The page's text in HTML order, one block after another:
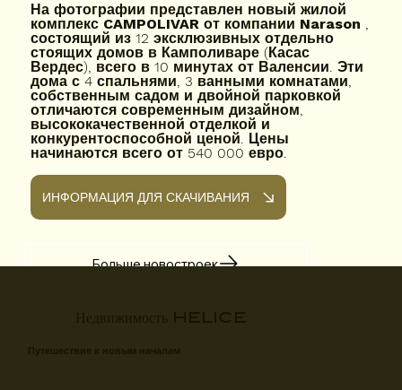
На фотографии представлен новый жилой
комплекс CAMPOLIVAR от компании Narason ,
состоящий из 12 эксклюзивных отдельно
стоящих домов в Камполиваре (Касас
Вердес), всего в 10 минутах от Валенсии. Эти
дома с 4 спальнями, 3 ванными комнатами,
собственным садом и двойной парковкой
отличаются современным дизайном,
высококачественной отделкой и
конкурентоспособной ценой. Цены
начинаются всего от 540 000 евро.
ИНФОРМАЦИЯ ДЛЯ СКАЧИВАНИЯ
Больше новостроек